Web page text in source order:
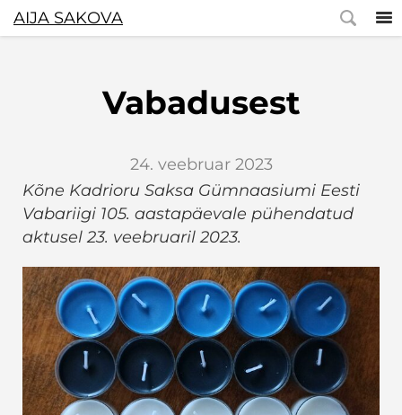
AIJA SAKOVA
Vabadusest
24. veebruar 2023
Kõne Kadrioru Saksa Gümnaasiumi Eesti
Vabariigi 105. aastapäevale pühendatud
aktusel 23. veebruaril 2023.